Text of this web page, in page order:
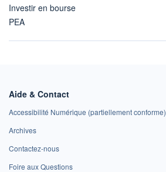
Investir en bourse
PEA
Aide & Contact
Accessibilité Numérique (partiellement conforme)
Archives
Contactez-nous
Foire aux Questions